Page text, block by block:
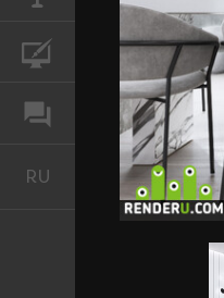
КУРСЫ
ФОРУМ
RU Русский